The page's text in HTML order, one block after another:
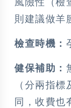
則建議做羊
檢查時機：
健保補助：
（分兩指
同，收費也